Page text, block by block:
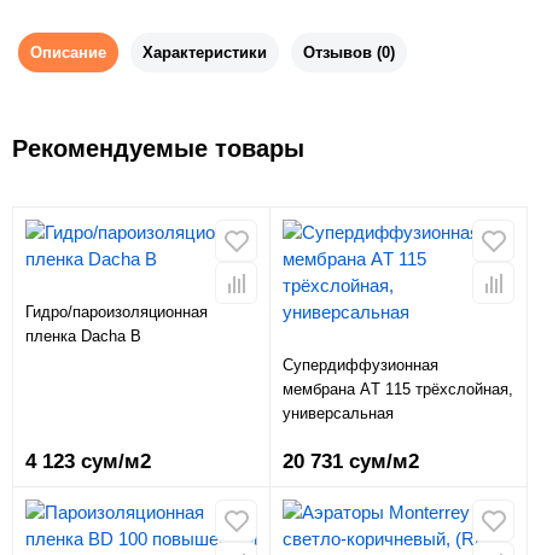
Описание Характеристики Отзывов (0)
Рекомендуемые товары
Гидро/пароизоляционная
пленка Dacha B
4 123 сум/м2
Супердиффузионная
мембрана АT 115 трёхслойная,
универсальная
20 731 сум/м2